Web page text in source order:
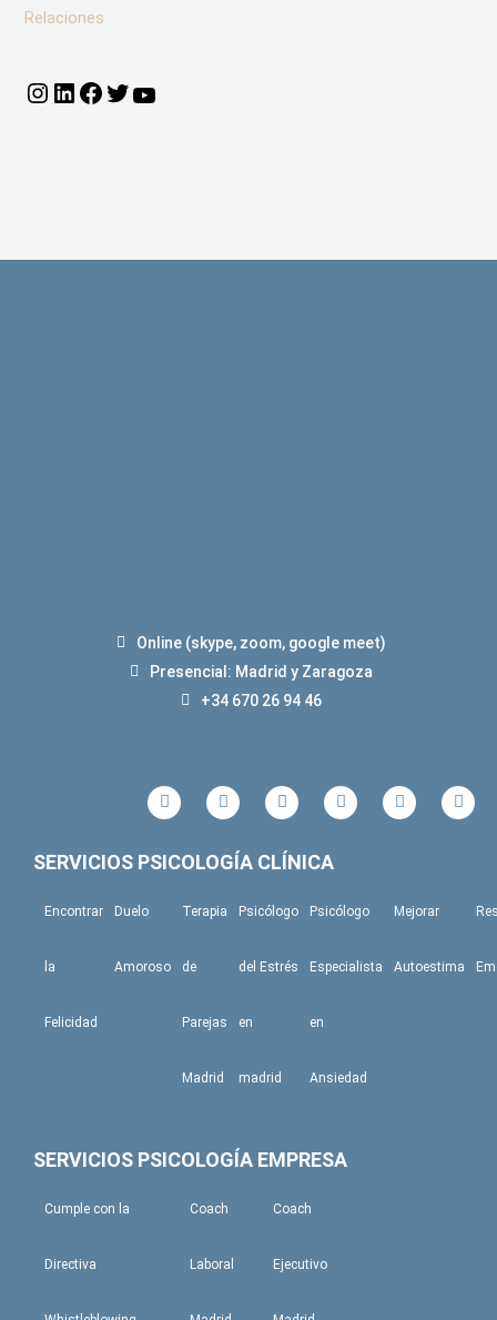
Relaciones
Online (skype, zoom, google meet)
Presencial: Madrid y Zaragoza
+34 670 26 94 46
F
a
c
b
o
T
w
i
t
e
I
n
s
a
g
a
m
L
i
n
n
Y
o
u
S
k
y
SERVICIOS PSICOLOGÍA CLÍNICA
Encontrar
la
Felicidad
Duelo
Amoroso
Terapia
de
Parejas
Madrid
Psicólogo
del Estrés
en
madrid
Psicólogo
Especialista
en
Ansiedad
Mejorar
Autoestima
SERVICIOS PSICOLOGÍA EMPRESA
Cumple con la
Directiva
Coach
Laboral
Coach
Ejecutivo